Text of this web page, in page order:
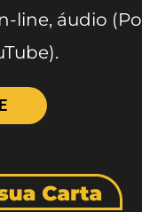
line, áudio